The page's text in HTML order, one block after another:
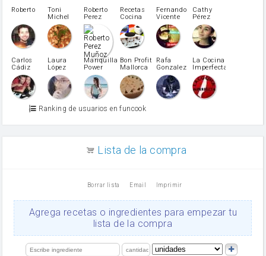
Harina para bizcocho
patatas
pimiento rojo
Pimentón
pimiento verde
miel
vino blanco
Azúcar glass
Azúcar moreno
Zumo de limón
arroz
Ajos
salsa de soja
limón
Roberto
Toni
Michel
Caubet
Roberto
Perez
Muñoz
Recetas
Cocina
Fernando
Vicente
Cathy
Pérez
Carlos
Cádiz
Laura
López
Martínez
Mariquilla
Power
Bon Profit
Mallorca
Rafa
Gonzalez
La Cocina
Imperfecta
Ranking de usuarios en funcook
Lista de la compra
Borrar lista Email Imprimir
Agrega recetas o ingredientes para empezar tu
lista de la compra